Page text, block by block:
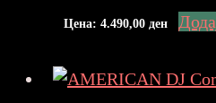
Цена: 4.490,00 ден